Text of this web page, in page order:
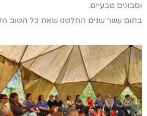
וסבונים טבעיים.
בתום עשר שנים החלטנו שאת כל הטוב